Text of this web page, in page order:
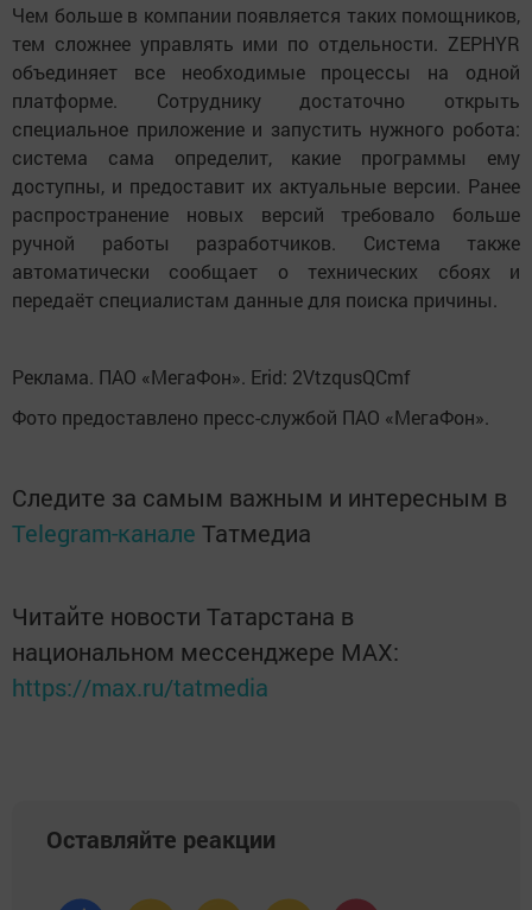
Чем больше в компании появляется таких помощников,
тем сложнее управлять ими по отдельности. ZEPHYR
объединяет все необходимые процессы на одной
платформе. Сотруднику достаточно открыть
специальное приложение и запустить нужного робота:
система сама определит, какие программы ему
доступны, и предоставит их актуальные версии. Ранее
распространение новых версий требовало больше
ручной работы разработчиков.
Система также
автоматически сообщает о технических сбоях и
передаёт специалистам данные для поиска причины.
Реклама. ПАО «МегаФон». Erid: 2VtzqusQCmf
Фото предоставлено пресс-службой ПАО «МегаФон».
Следите за самым важным и интересным в
Telegram-канале Татмедиа
Читайте новости Татарстана в
национальном мессенджере MАХ:
https://max.ru/tatmedia
Оставляйте реакции